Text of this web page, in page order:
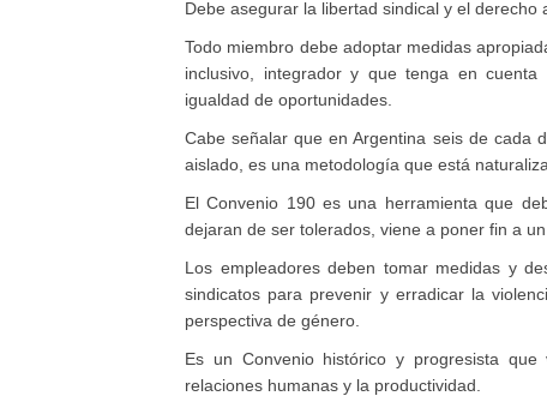
Debe asegurar la libertad sindical y el derecho
Todo miembro debe adoptar medidas
inclusivo, integrador y que tenga en
igualdad de oportunidades.
Cabe señalar que en Argentina seis de cada
aislado, es una metodología que está
El Convenio 190 es una herramienta que
dejaran de ser tolerados, viene a poner fin a
Los empleadores deben tomar medidas y
sindicatos para prevenir y erradicar la
perspectiva de género.
Es un Convenio histórico y progresista
relaciones humanas y la productividad.